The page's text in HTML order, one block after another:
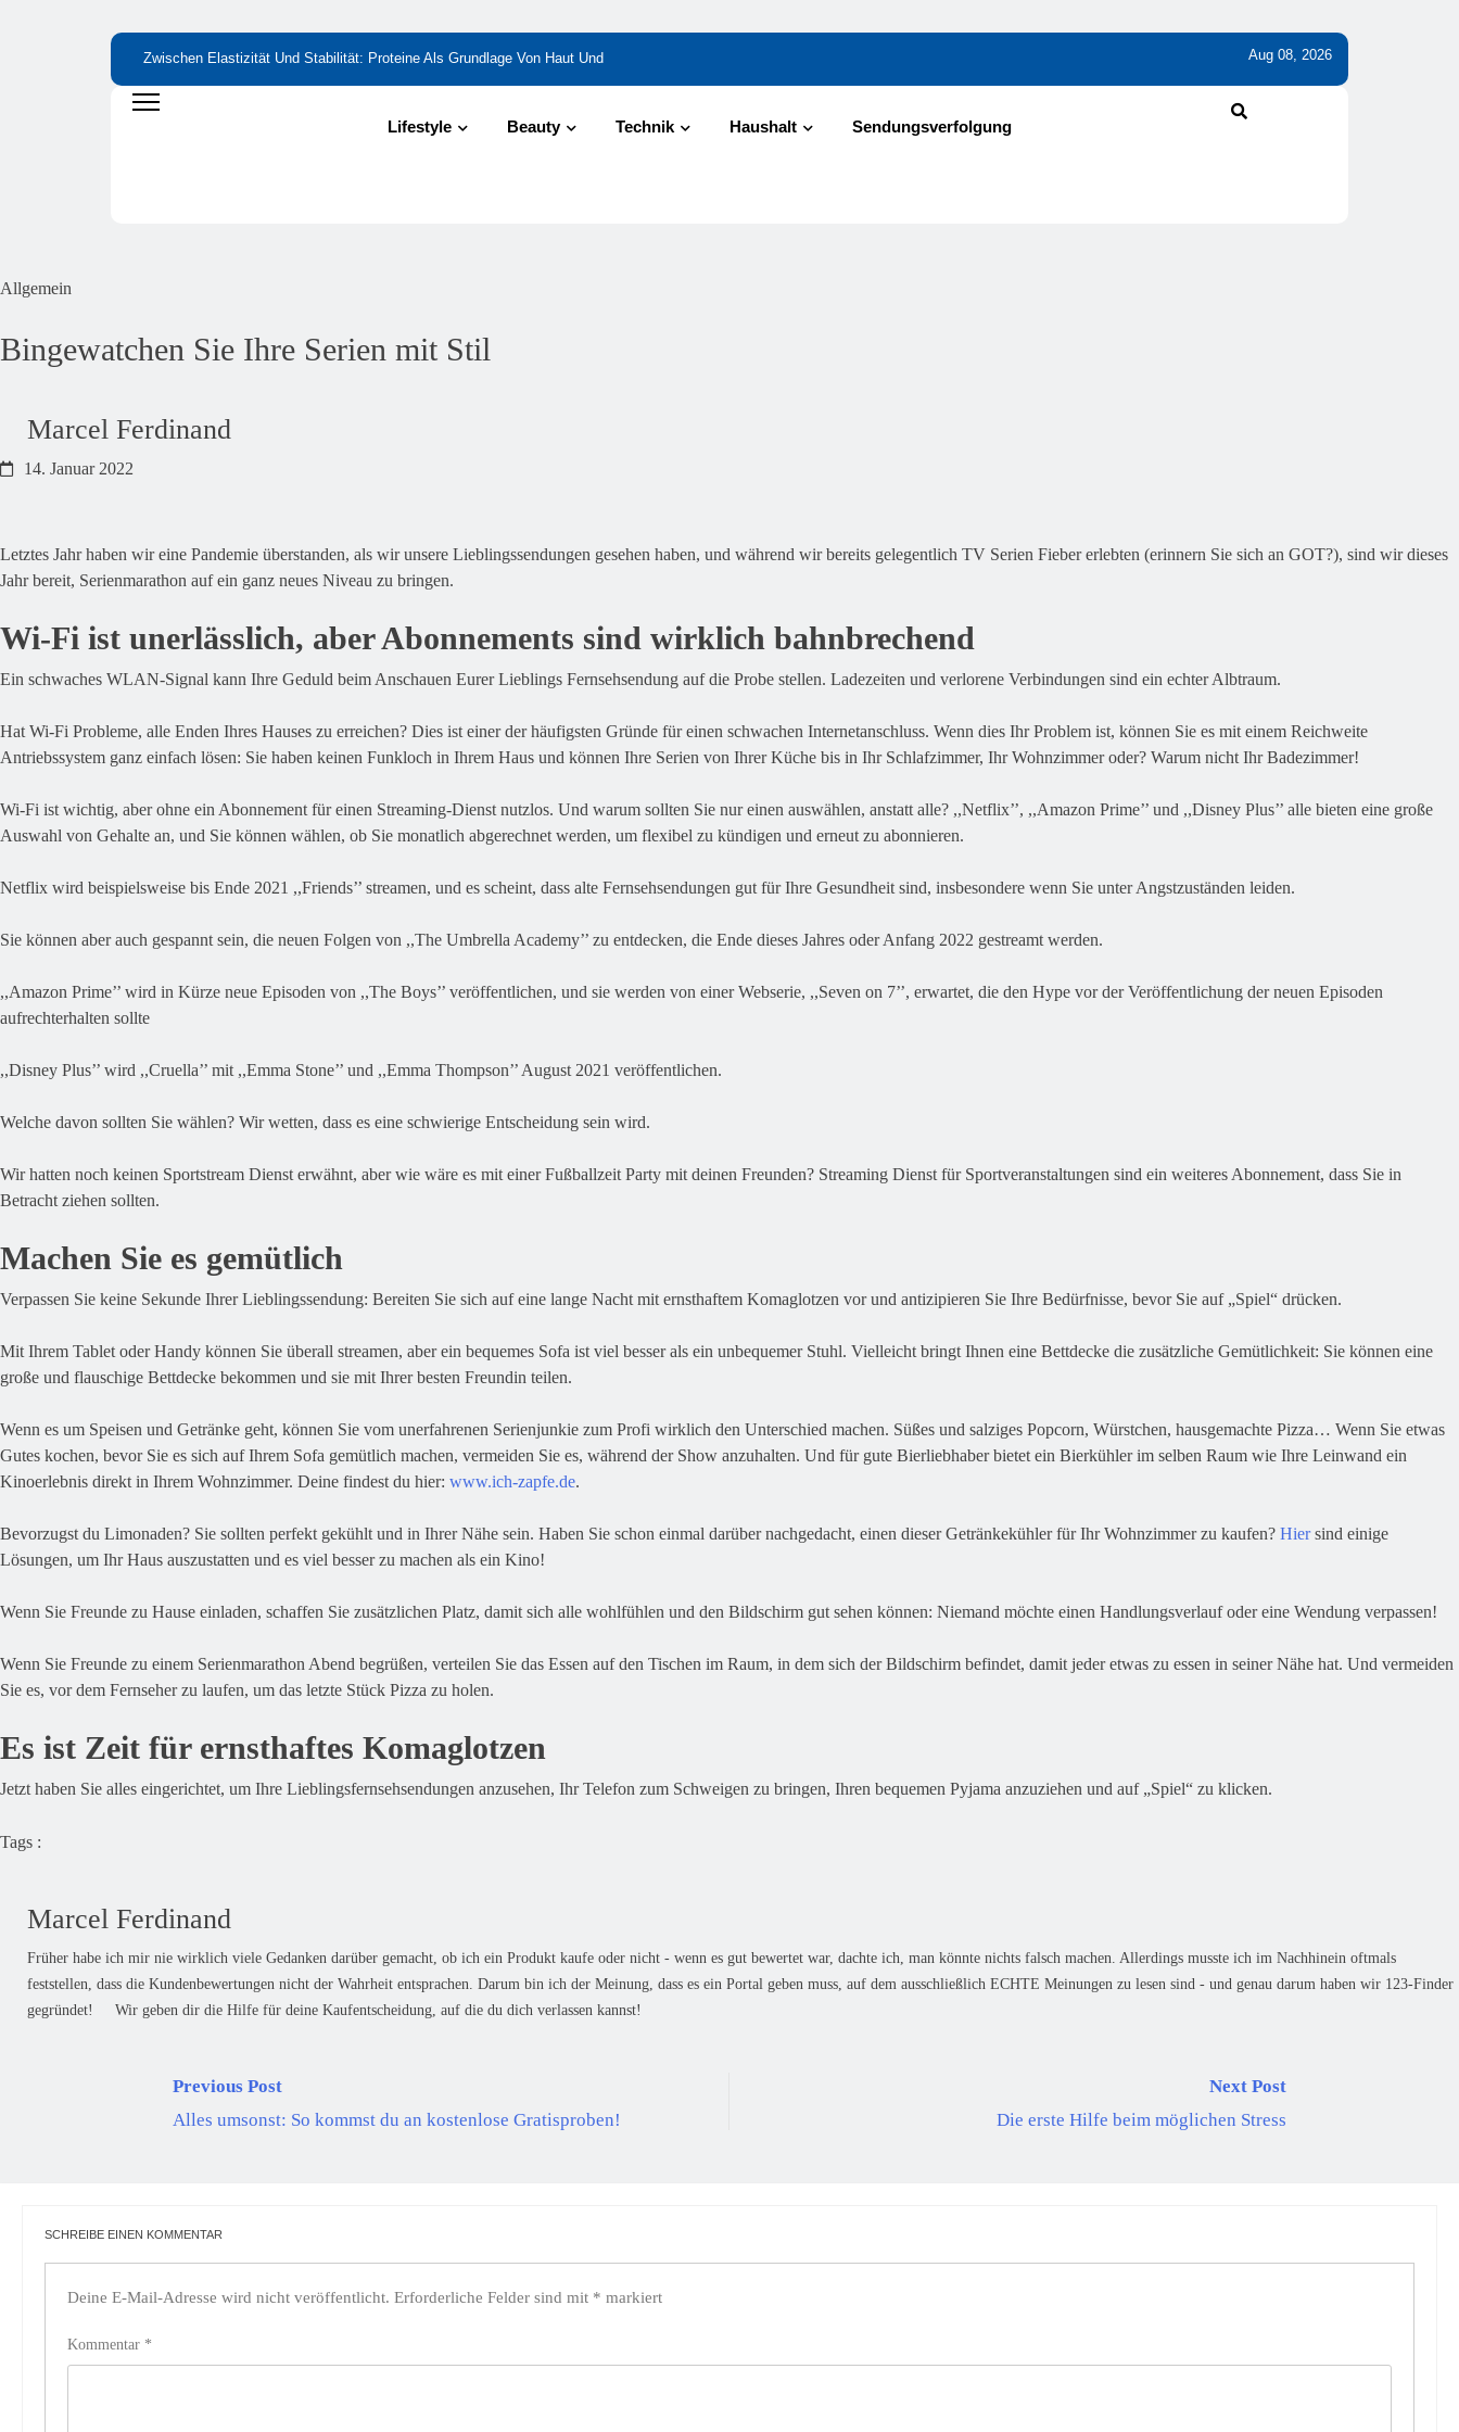
Zwischen Elastizität Und Stabilität: Proteine Als Grundlage Von Haut Und
Gelenken
Wie Kleine Nährstofflücken Große Wirkung Haben
Aug 08, 2026
Lifestyle Beauty Technik Haushalt Sendungsverfolgung
Allgemein
Bingewatchen Sie Ihre Serien mit Stil
Marcel Ferdinand
14. Januar 2022
Letztes Jahr haben wir eine Pandemie überstanden, als wir unsere Lieblingssendungen gesehen haben, und während wir bereits gelegentlich TV Serien Fieber erlebten (erinnern Sie sich an GOT?), sind wir dieses
Jahr bereit, Serienmarathon auf ein ganz neues Niveau zu bringen.
Wi-Fi ist unerlässlich, aber Abonnements sind wirklich bahnbrechend
Ein schwaches WLAN-Signal kann Ihre Geduld beim Anschauen Eurer Lieblings Fernsehsendung auf die Probe stellen. Ladezeiten und verlorene Verbindungen sind ein echter Albtraum.
Hat Wi-Fi Probleme, alle Enden Ihres Hauses zu erreichen? Dies ist einer der häufigsten Gründe für einen schwachen Internetanschluss. Wenn dies Ihr Problem ist, können Sie es mit einem Reichweite
Antriebssystem ganz einfach lösen: Sie haben keinen Funkloch in Ihrem Haus und können Ihre Serien von Ihrer Küche bis in Ihr Schlafzimmer, Ihr Wohnzimmer oder? Warum nicht Ihr Badezimmer!
Wi-Fi ist wichtig, aber ohne ein Abonnement für einen Streaming-Dienst nutzlos. Und warum sollten Sie nur einen auswählen, anstatt alle? ,,Netflix’’, ,,Amazon Prime’’ und ,,Disney Plus’’ alle bieten eine große
Auswahl von Gehalte an, und Sie können wählen, ob Sie monatlich abgerechnet werden, um flexibel zu kündigen und erneut zu abonnieren.
Netflix wird beispielsweise bis Ende 2021 ,,Friends’’ streamen, und es scheint, dass alte Fernsehsendungen gut für Ihre Gesundheit sind, insbesondere wenn Sie unter Angstzuständen leiden.
Sie können aber auch gespannt sein, die neuen Folgen von ,,The Umbrella Academy’’ zu entdecken, die Ende dieses Jahres oder Anfang 2022 gestreamt werden.
,,Amazon Prime’’ wird in Kürze neue Episoden von ,,The Boys’’ veröffentlichen, und sie werden von einer Webserie, ,,Seven on 7’’, erwartet, die den Hype vor der Veröffentlichung der neuen Episoden
aufrechterhalten sollte
,,Disney Plus’’ wird ,,Cruella’’ mit ,,Emma Stone’’ und ,,Emma Thompson’’ August 2021 veröffentlichen.
Welche davon sollten Sie wählen? Wir wetten, dass es eine schwierige Entscheidung sein wird.
Wir hatten noch keinen Sportstream Dienst erwähnt, aber wie wäre es mit einer Fußballzeit Party mit deinen Freunden? Streaming Dienst für Sportveranstaltungen sind ein weiteres Abonnement, dass Sie in
Betracht ziehen sollten.
Machen Sie es gemütlich
Verpassen Sie keine Sekunde Ihrer Lieblingssendung: Bereiten Sie sich auf eine lange Nacht mit ernsthaftem Komaglotzen vor und antizipieren Sie Ihre Bedürfnisse, bevor Sie auf „Spiel“ drücken.
Mit Ihrem Tablet oder Handy können Sie überall streamen, aber ein bequemes Sofa ist viel besser als ein unbequemer Stuhl. Vielleicht bringt Ihnen eine Bettdecke die zusätzliche Gemütlichkeit: Sie können eine
große und flauschige Bettdecke bekommen und sie mit Ihrer besten Freundin teilen.
Wenn es um Speisen und Getränke geht, können Sie vom unerfahrenen Serienjunkie zum Profi wirklich den Unterschied machen. Süßes und salziges Popcorn, Würstchen, hausgemachte Pizza… Wenn Sie etwas
Gutes kochen, bevor Sie es sich auf Ihrem Sofa gemütlich machen, vermeiden Sie es, während der Show anzuhalten. Und für gute Bierliebhaber bietet ein Bierkühler im selben Raum wie Ihre Leinwand ein
Kinoerlebnis direkt in Ihrem Wohnzimmer. Deine findest du hier: www.ich-zapfe.de.
Bevorzugst du Limonaden? Sie sollten perfekt gekühlt und in Ihrer Nähe sein. Haben Sie schon einmal darüber nachgedacht, einen dieser Getränkekühler für Ihr Wohnzimmer zu kaufen? Hiersind einige
Lösungen, um Ihr Haus auszustatten und es viel besser zu machen als ein Kino!
Wenn Sie Freunde zu Hause einladen, schaffen Sie zusätzlichen Platz, damit sich alle wohlfühlen und den Bildschirm gut sehen können: Niemand möchte einen Handlungsverlauf oder eine Wendung verpassen!
Wenn Sie Freunde zu einem Serienmarathon Abend begrüßen, verteilen Sie das Essen auf den Tischen im Raum, in dem sich der Bildschirm befindet, damit jeder etwas zu essen in seiner Nähe hat. Und vermeiden
Sie es, vor dem Fernseher zu laufen, um das letzte Stück Pizza zu holen.
Es ist Zeit für ernsthaftes Komaglotzen
Jetzt haben Sie alles eingerichtet, um Ihre Lieblingsfernsehsendungen anzusehen, Ihr Telefon zum Schweigen zu bringen, Ihren bequemen Pyjama anzuziehen und auf „Spiel“ zu klicken.
Tags :
Marcel Ferdinand
Früher habe ich mir nie wirklich viele Gedanken darüber gemacht, ob ich ein Produkt kaufe oder nicht - wenn es gut bewertet war, dachte ich, man könnte nichts falsch machen. Allerdings musste ich im Nachhinein oftmals
feststellen, dass die Kundenbewertungen nicht der Wahrheit entsprachen. Darum bin ich der Meinung, dass es ein Portal geben muss, auf dem ausschließlich ECHTE Meinungen zu lesen sind - und genau darum haben wir 123-Finder
gegründet! Wir geben dir die Hilfe für deine Kaufentscheidung, auf die du dich verlassen kannst!
Previous Post
Alles umsonst: So kommst du an kostenlose Gratisproben!
Next Post
Die erste Hilfe beim möglichen Stress
SCHREIBE EINEN KOMMENTAR
Deine E-Mail-Adresse wird nicht veröffentlicht. Erforderliche Felder sind mit * markiert
Kommentar *